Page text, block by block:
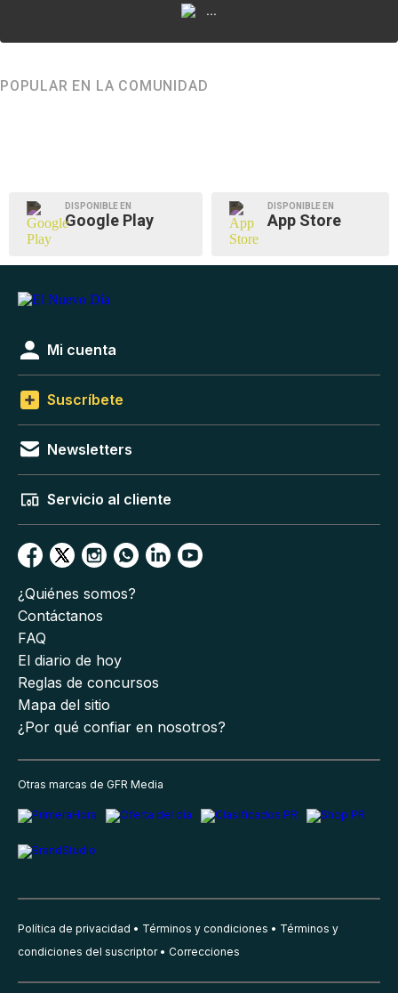
...
POPULAR EN LA COMUNIDAD
DISPONIBLE EN
Google Play
DISPONIBLE EN
App Store
Mi cuenta
Suscríbete
Newsletters
Servicio al cliente
¿Quiénes somos?
Contáctanos
FAQ
El diario de hoy
Reglas de concursos
Mapa del sitio
¿Por qué confiar en nosotros?
Otras marcas de GFR Media
Política de privacidad Términos y condiciones
Términos y
condiciones del suscriptor
Correcciones